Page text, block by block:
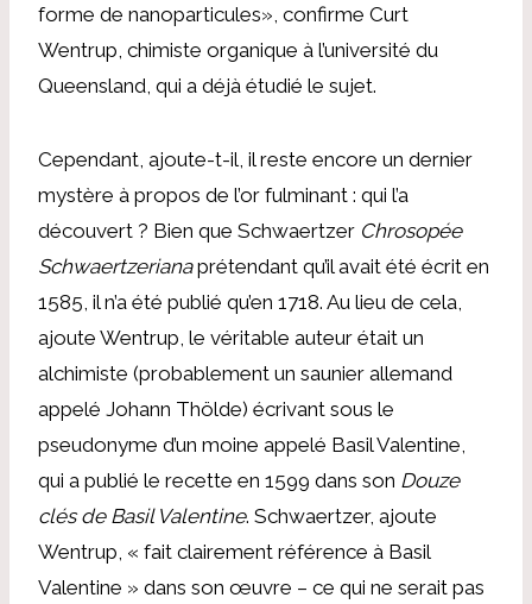
forme de nanoparticules», confirme Curt
Wentrup, chimiste organique à l’université du
Queensland, qui a déjà étudié le sujet.
Cependant, ajoute-t-il, il reste encore un dernier
mystère à propos de l’or fulminant : qui l’a
découvert ? Bien que Schwaertzer Chrosopée
Schwaertzerianaprétendant qu’il avait été écrit en
1585, il n’a été publié qu’en 1718. Au lieu de cela,
ajoute Wentrup, le véritable auteur était un
alchimiste (probablement un saunier allemand
appelé Johann Thölde) écrivant sous le
pseudonyme d’un moine appelé Basil Valentine,
qui a publié le recette en 1599 dans son Douze
clés de Basil Valentine. Schwaertzer, ajoute
Wentrup, « fait clairement référence à Basil
Valentine » dans son œuvre – ce qui ne serait pas